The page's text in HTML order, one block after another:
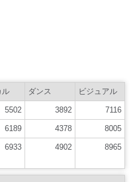
ル ダンス ビジュアル
5502 3892 7116
6189 4378 8005
6933 4902 8965